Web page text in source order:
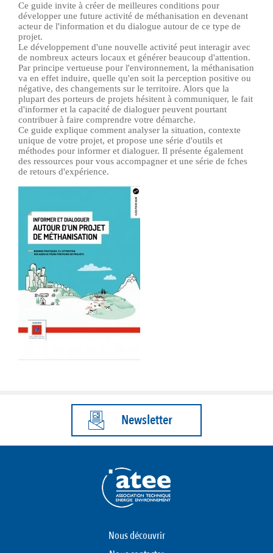
Ce guide invite à créer de meilleures conditions pour
développer une future activité de méthanisation en devenant
acteur de l'information et du dialogue autour de ce type de
projet.
Le développement d'une nouvelle activité peut interagir avec
de nombreux acteurs locaux et générer beaucoup d'attention.
Par principe vertueuse pour l'environnement, la méthanisation
va en effet induire, quelle qu'en soit la perception positive ou
négative, des changements sur le territoire. Alors que la
plupart des porteurs de projets hésitent à communiquer, le fait
d'informer et la capacité de dialoguer peuvent pourtant
contribuer à faire comprendre votre démarche.
Ce guide explique comment analyser la situation, contexte
unique de votre projet, et propose une série d'outils et
méthodes pour informer et dialoguer. Il présente également
des ressources pour vous accompagner et une série de fches
de retours d'expérience.
Newsletter
Nous découvrir